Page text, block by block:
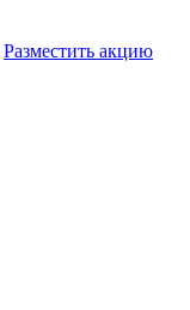
Разместить акцию